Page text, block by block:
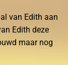
van Edith aan
Edith deze
maar nog